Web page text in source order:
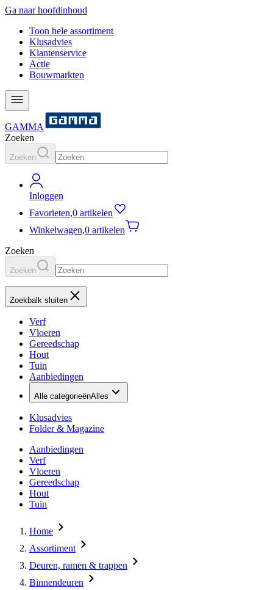
Ga naar hoofdinhoud
Toon hele assortiment
Klusadvies
Klantenservice
Actie
Bouwmarkten
GAMMA
Zoeken
Zoeken
Inloggen
Favorieten,0 artikelen
Winkelwagen,0 artikelen
Zoeken
Zoeken
Zoekbalk sluiten
Verf
Vloeren
Gereedschap
Hout
Tuin
Aanbiedingen
Alle categorieënAlles
Klusadvies
Folder & Magazine
Aanbiedingen
Verf
Vloeren
Gereedschap
Hout
Tuin
Home
Assortiment
Deuren, ramen & trappen
Binnendeuren